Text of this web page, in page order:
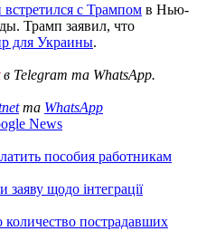
встретился с Трампом в Нью-
Трамп заявил, что
для Украины.
в Telegram та WhatsApp.
та WhatsApp
News
пособия работникам
щодо інтеграції
пострадавших